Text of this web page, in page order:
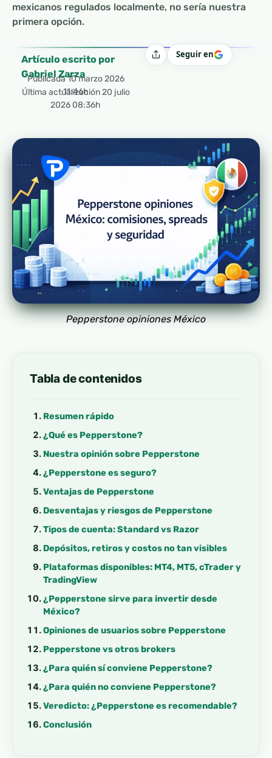
mexicanos regulados localmente, no sería nuestra
primera opción.
Artículo escrito por
Gabriel Zarza
Publicada10 marzo 2026
11:46h
Última actualización 20 julio
2026 08:36h
CompartirSeguir en
Pepperstone opiniones México
Tabla de contenidos
Resumen rápido
¿Qué es Pepperstone?
Nuestra opinión sobre Pepperstone
¿Pepperstone es seguro?
Ventajas de Pepperstone
Desventajas y riesgos de Pepperstone
Tipos de cuenta: Standard vs Razor
Depósitos, retiros y costos no tan visibles
Plataformas disponibles: MT4, MT5, cTrader y
TradingView
¿Pepperstone sirve para invertir desde
México?
Opiniones de usuarios sobre Pepperstone
Pepperstone vs otros brokers
¿Para quién sí conviene Pepperstone?
¿Para quién no conviene Pepperstone?
Veredicto: ¿Pepperstone es recomendable?
Conclusión